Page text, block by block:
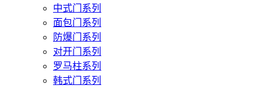
中式门系列
面包门系列
防爆门系列
对开门系列
罗马柱系列
韩式门系列